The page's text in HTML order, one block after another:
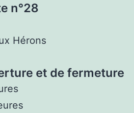
n°28
Hérons
et de fermeture